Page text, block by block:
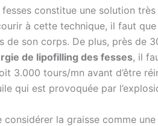
constitue une solution
à cette technique, il faut
de son corps. De plus, près de
de lipofilling des fesses, il
3.000 tours/mn avant d’être
qui est provoquée par
considérer la graisse comme